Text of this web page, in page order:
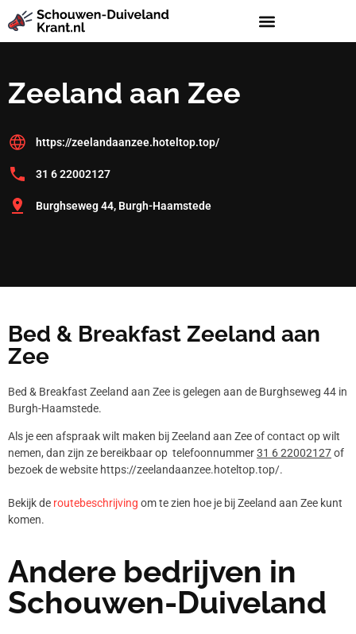
Zeeland aan Zee
https://zeelandaanzee.hoteltop.top/
31 6 22002127
Burghseweg 44, Burgh-Haamstede
Bed & Breakfast Zeeland aan
Zee
Bed & Breakfast Zeeland aan Zee is gelegen aan de Burghseweg 44 in
Burgh-Haamstede.
Als je een afspraak wilt maken bij Zeeland aan Zee of contact op wilt
nemen, dan zijn ze bereikbaar op telefoonnummer31 6 22002127of
bezoek de website https://zeelandaanzee.hoteltop.top/.
Bekijk de routebeschrijving om te zien hoe je bij Zeeland aan Zee kunt
komen.
Andere bedrijven in
Schouwen-Duiveland